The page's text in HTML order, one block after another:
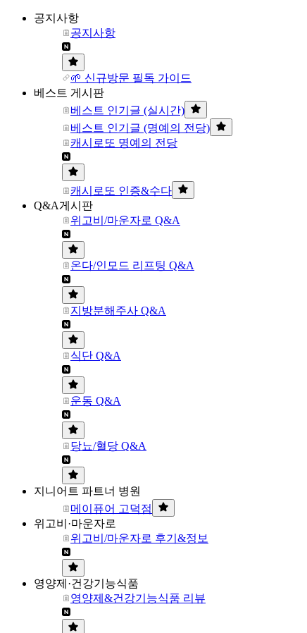
공지사항
공지사항
🌱 신규방문 필독 가이드
베스트 게시판
베스트 인기글 (실시간)
베스트 인기글 (명예의 전당)
캐시로또 명예의 전당
캐시로또 인증&수다
Q&A게시판
위고비/마운자로 Q&A
온다/인모드 리프팅 Q&A
지방분해주사 Q&A
식단 Q&A
운동 Q&A
당뇨/혈당 Q&A
지니어트 파트너 병원
메이퓨어 고덕점
위고비·마운자로
위고비/마운자로 후기&정보
영양제·건강기능식품
영양제&건강기능식품 리뷰